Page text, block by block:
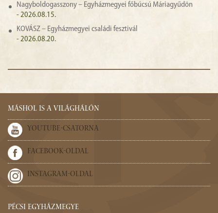
Nagyboldogasszony – Egyházmegyei főbúcsú Máriagyűdön
- 2026.08.15.
KOVÁSZ – Egyházmegyei családi fesztivál
- 2026.08.20.
MÁSHOL IS A VILÁGHÁLÓN
YOUTUBE-CSATORNA
FACEBOOK-OLDAL
INSTAGRAM-OLDAL
PÉCSI EGYHÁZMEGYE